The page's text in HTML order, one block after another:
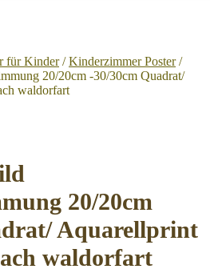
für Kinder/Kinderzimmer Poster/
20/20cm -30/30cm Quadrat/
waldorfart
20/20cm
Aquarellprint
waldorfart